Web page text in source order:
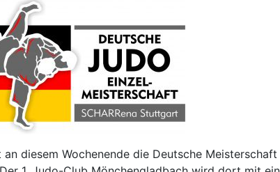
diesem Wochenende die Deutsche